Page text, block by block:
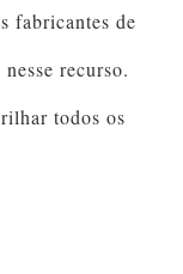
fabricantes de
recurso.
todos os